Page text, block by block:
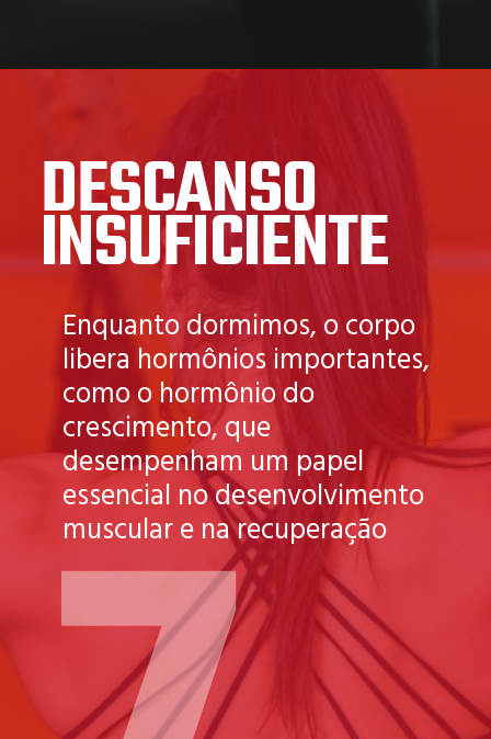
DESCANSO
INSUFICIENTE
Enquanto dormimos, o corpo
libera hormônios importantes,
como o hormônio do
crescimento, que
desempenham um papel
essencial no desenvolvimento
muscular e na recuperação